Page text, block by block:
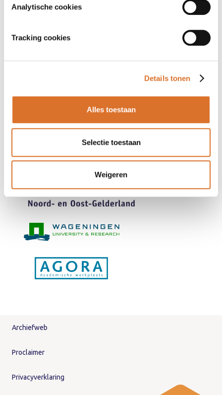
Analytische cookies
Tracking cookies
Details tonen
Alles toestaan
Selectie toestaan
Weigeren
Adres
Contactgegevens
Contactformulier
Initiatief van
Archiefweb
Proclaimer
Privacyverklaring